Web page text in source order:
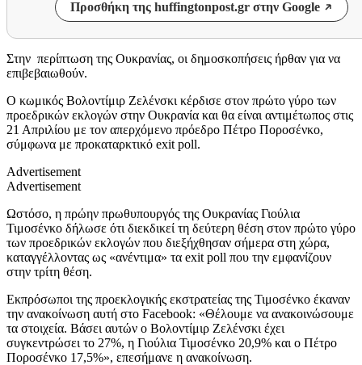
Προσθήκη της huffingtonpost.gr στην Google
Στην περίπτωση της Ουκρανίας, οι δημοσκοπήσεις ήρθαν για να
επιβεβαιωθούν.
Ο κωμικός Βολοντίμιρ Ζελένσκι κέρδισε στον πρώτο γύρο των
προεδρικών εκλογών στην Ουκρανία και θα είναι αντιμέτωπος στις
21 Απριλίου με τον απερχόμενο πρόεδρο Πέτρο Ποροσένκο,
σύμφωνα με προκαταρκτικό exit poll.
Advertisement
Advertisement
Ωστόσο, η πρώην πρωθυπουργός της Ουκρανίας Γιούλια
Τιμοσένκο δήλωσε ότι διεκδικεί τη δεύτερη θέση στον πρώτο γύρο
των προεδρικών εκλογών που διεξήχθησαν σήμερα στη χώρα,
καταγγέλλοντας ως «ανέντιμα» τα exit poll που την εμφανίζουν
στην τρίτη θέση.
Εκπρόσωποι της προεκλογικής εκστρατείας της Τιμοσένκο έκαναν
την ανακοίνωση αυτή στο Facebook: «Θέλουμε να ανακοινώσουμε
τα στοιχεία. Βάσει αυτών ο Βολοντίμιρ Ζελένσκι έχει
συγκεντρώσει το 27%, η Γιούλια Τιμοσένκο 20,9% και ο Πέτρο
Ποροσένκο 17,5%», επεσήμανε η ανακοίνωση.